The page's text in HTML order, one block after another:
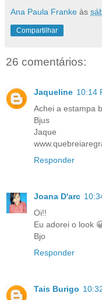
Ana Paula Franke às
Compartilhar
26 comentários:
Jaqueline 10:14
Achei a estampa
Bjus
Jaque
Responder
Joana D'arc
Oi!!
Eu adorei o look
Bjo
Responder
Tais Burigo